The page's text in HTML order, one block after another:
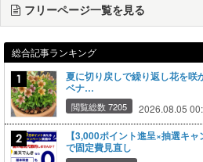
フリーページ一覧を見る
総合記事ランキング
夏に切り戻しで繰り返し花を
ベナ…
閲覧総数 7205 2026.08.05
【3,000ポイント進呈×抽選キ
で固定費見直し